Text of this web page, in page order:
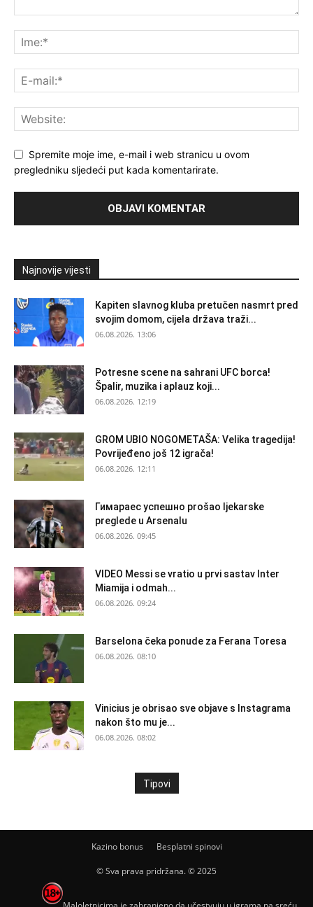
Spremite moje ime, e-mail i web stranicu u ovom
pregledniku sljedeći put kada komentarirate.
Najnovije vijesti
Kapiten slavnog kluba pretučen nasmrt pred
svojim domom, cijela država traži...
06.08.2026. 13:06
Potresne scene na sahrani UFC borca!
Špalir, muzika i aplauz koji...
06.08.2026. 12:19
GROM UBIO NOGOMETAŠA: Velika tragedija!
Povrijeđeno još 12 igrača!
06.08.2026. 12:11
Гимараеc успешно prošao ljekarske
preglede u Arsenalu
06.08.2026. 09:45
VIDEO Messi se vratio u prvi sastav Inter
Miamija i odmah...
06.08.2026. 09:24
Barselona čeka ponude za Ferana Toresa
06.08.2026. 08:10
Vinicius je obrisao sve objave s Instagrama
nakon što mu je...
06.08.2026. 08:02
Tipovi
Kazino bonus Besplatni spinovi
© Sva prava pridržana. © 2025